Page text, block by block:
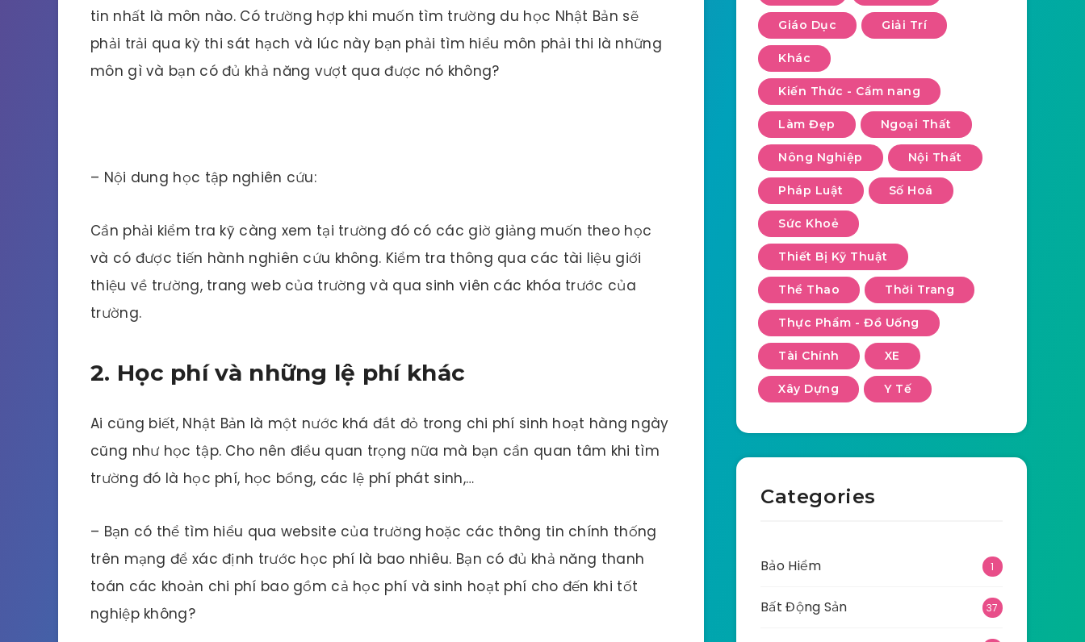
tin nhất là môn nào. Có trường hợp khi muốn tìm trường du học Nhật Bản sẽ
phải trải qua kỳ thi sát hạch và lúc này bạn phải tìm hiểu môn phải thi là những
môn gì và bạn có đủ khả năng vượt qua được nó không?
– Nội dung học tập nghiên cứu:
Cần phải kiểm tra kỹ càng xem tại trường đó có các giờ giảng muốn theo học
và có được tiến hành nghiên cứu không. Kiểm tra thông qua các tài liệu giới
thiệu về trường, trang web của trường và qua sinh viên các khóa trước của
trường.
2. Học phí và những lệ phí khác
Ai cũng biết, Nhật Bản là một nước khá đắt đỏ trong chi phí sinh hoạt hàng ngày
cũng như học tập. Cho nên điều quan trọng nữa mà bạn cần quan tâm khi tìm
trường đó là học phí, học bổng, các lệ phí phát sinh,…
– Bạn có thể tìm hiểu qua website của trường hoặc các thông tin chính thống
trên mạng để xác định trước học phí là bao nhiêu. Bạn có đủ khả năng thanh
toán các khoản chi phí bao gồm cả học phí và sinh hoạt phí cho đến khi tốt
nghiệp không?
Giáo Dục Giải Trí
Khác
Kiến Thức - Cẩm nang
Làm Đẹp Ngoại Thất
Nông Nghiệp Nội Thất
Pháp Luật Số Hoá
Sức Khoẻ
Thiết Bị Kỹ Thuật
Thể Thao Thời Trang
Thực Phẩm - Đồ Uống
Tài Chính XE
Xây Dựng Y Tế
Categories
Bảo Hiểm 1
Bất Động Sản 37